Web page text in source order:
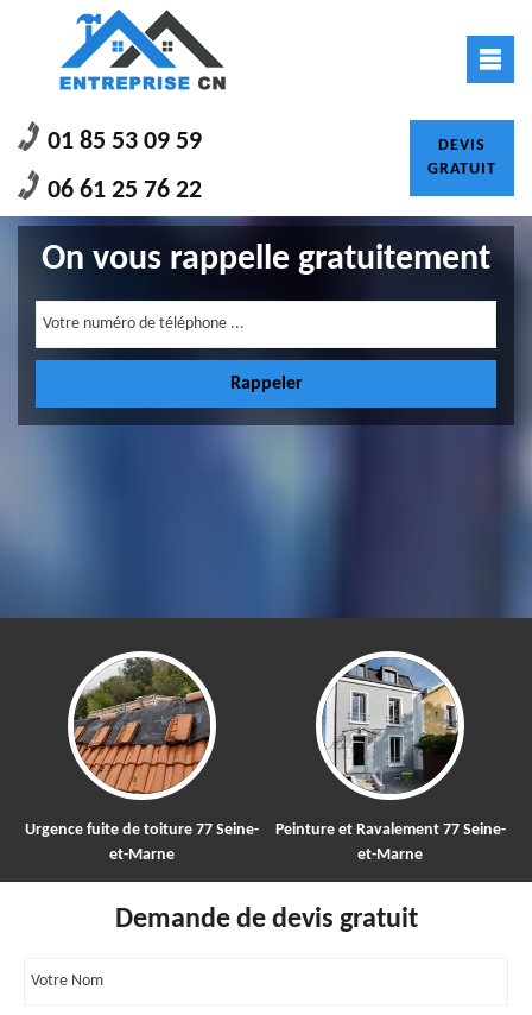
01 85 53 09 59
06 61 25 76 22
DEVIS
GRATUIT
On vous rappelle gratuitement
Urgence fuite de toiture 77 Seine-
et-Marne
Peinture et Ravalement 77 Seine-
et-Marne
Demande de devis gratuit